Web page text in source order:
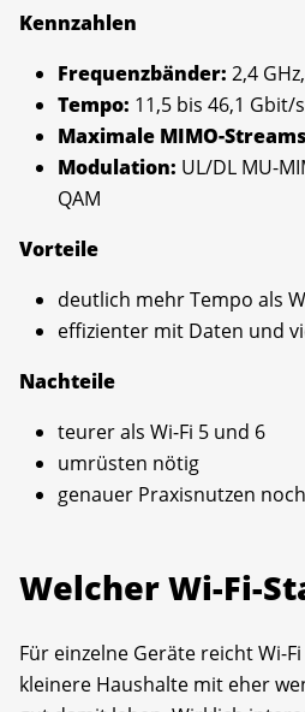
Kennzahlen
Frequenzbänder: 2,4
Tempo: 11,5 bis 46,1 Gbit/s
Maximale MIMO-
Modulation: UL/DL MU-
QAM
Vorteile
deutlich mehr Tempo als
effizienter mit Daten und
Nachteile
teurer als Wi-Fi 5 und 6
umrüsten nötig
genauer Praxisnutzen
Welcher Wi-Fi-
Für einzelne Geräte reicht Wi-
kleinere Haushalte mit eher